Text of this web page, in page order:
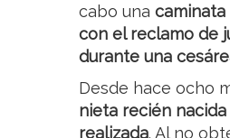
cabo una
con el reclamo de
durante una
Desde hace ocho
nieta recién
realizada. Al no